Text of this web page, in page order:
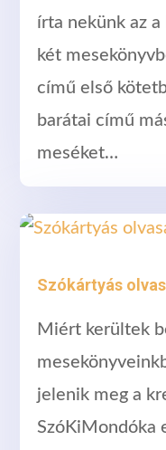
írta nekünk az
két
című első
barátai című
meséket…
Szókártyás
Miért kerültek
jelenik meg a
SzóKiMondóka